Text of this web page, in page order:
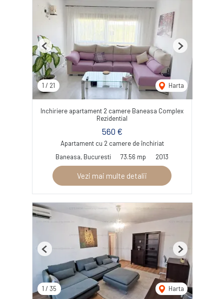
1 / 21 Harta
Previous Next
Inchiriere apartament 2 camere Baneasa Complex
Rezidential
560 €
Apartament cu 2 camere de închiriat
Baneasa, Bucuresti
73.56 mp 2013
Vezi mai multe detalii
1 / 35 Harta
Previous Next